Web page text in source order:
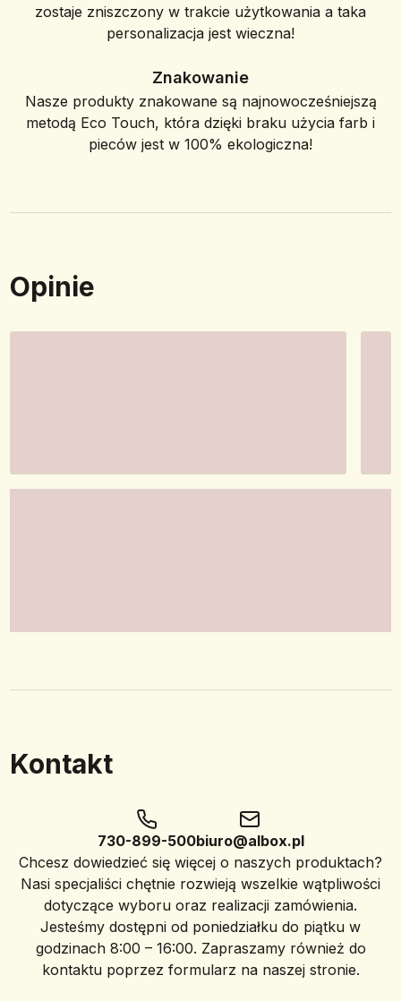
zostaje zniszczony w trakcie użytkowania a taka
personalizacja jest wieczna!
Znakowanie
Nasze produkty znakowane są najnowocześniejszą
metodą Eco Touch, która dzięki braku użycia farb i
pieców jest w 100% ekologiczna!
Opinie
Kontakt
730-899-500biuro@albox.pl
Chcesz dowiedzieć się więcej o naszych produktach?
Nasi specjaliści chętnie rozwieją wszelkie wątpliwości
dotyczące wyboru oraz realizacji zamówienia.
Jesteśmy dostępni od poniedziałku do piątku w
godzinach 8:00 – 16:00. Zapraszamy również do
kontaktu poprzez formularz na naszej stronie.